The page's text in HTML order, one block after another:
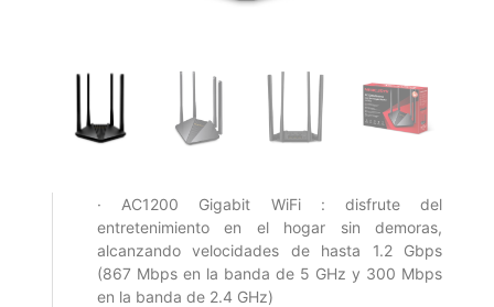
· AC1200 Gigabit WiFi : disfrute del
entretenimiento en el hogar sin demoras,
alcanzando velocidades de hasta 1.2 Gbps
(867 Mbps en la banda de 5 GHz y 300 Mbps
en la banda de 2.4 GHz)